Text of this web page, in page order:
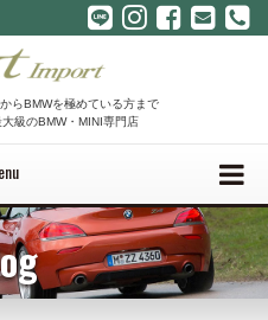
らBMWを極めている方まで
級のBMW・MINI専門店